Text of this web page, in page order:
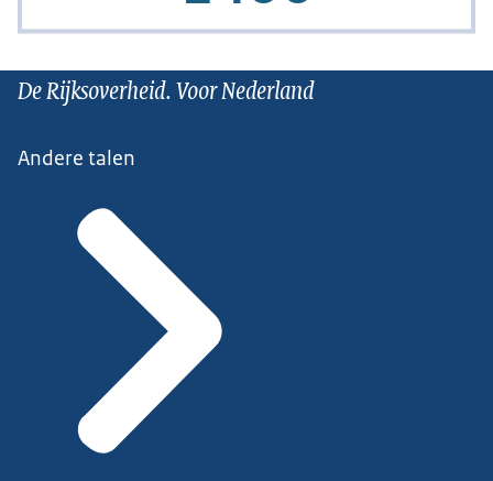
De Rijksoverheid. Voor Nederland
Andere talen